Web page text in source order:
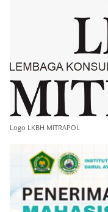
Logo LKBH MITRAPOL